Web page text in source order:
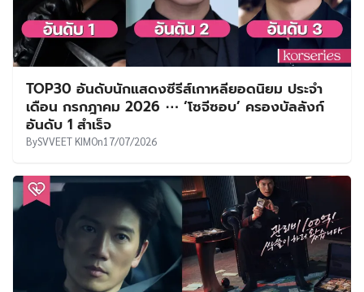
TOP30 อันดับนักแสดงซีรีส์เกาหลียอดนิยม ประจำ
เดือน กรกฎาคม 2026 ⋯ ‘โซจีซอบ’ ครองบัลลังก์
อันดับ 1 สำเร็จ
BySVVEET KIMOn17/07/2026